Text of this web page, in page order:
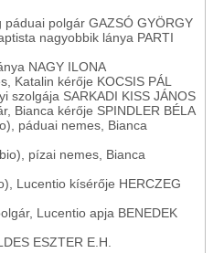
páduai polgár GAZSÓ GYÖRGY
nagyobbik lánya PARTI
NAGY ILONA
Katalin kérője KOCSIS PÁL
szolgája SARKADI KISS JÁNOS
Bianca kérője SPINDLER BÉLA
páduai nemes, Bianca
pízai nemes, Bianca
Lucentio kísérője HERCZEG
Lucentio apja BENEDEK
ESZTER E.H.